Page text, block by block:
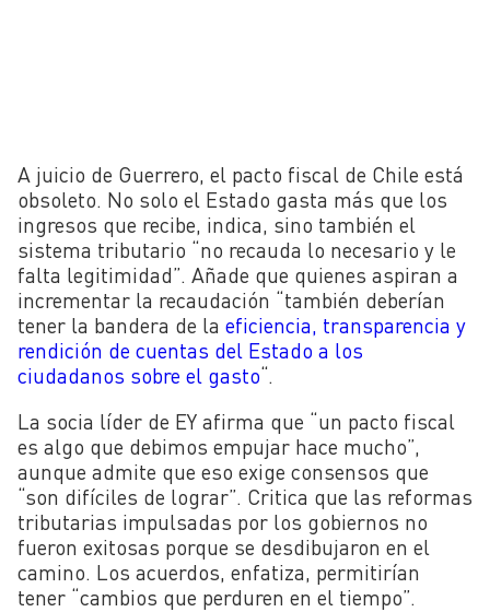
A juicio de Guerrero, el pacto fiscal de Chile está
obsoleto. No solo el Estado gasta más que los
ingresos que recibe, indica, sino también el
sistema tributario “no recauda lo necesario y le
falta legitimidad”. Añade que quienes aspiran a
incrementar la recaudación “también deberían
tener la bandera de la eficiencia, transparencia y
rendición de cuentas del Estado a los
ciudadanos sobre el gasto“.
La socia líder de EY afirma que “un pacto fiscal
es algo que debimos empujar hace mucho”,
aunque admite que eso exige consensos que
“son difíciles de lograr”. Critica que las reformas
tributarias impulsadas por los gobiernos no
fueron exitosas porque se desdibujaron en el
camino. Los acuerdos, enfatiza, permitirían
tener “cambios que perduren en el tiempo”.